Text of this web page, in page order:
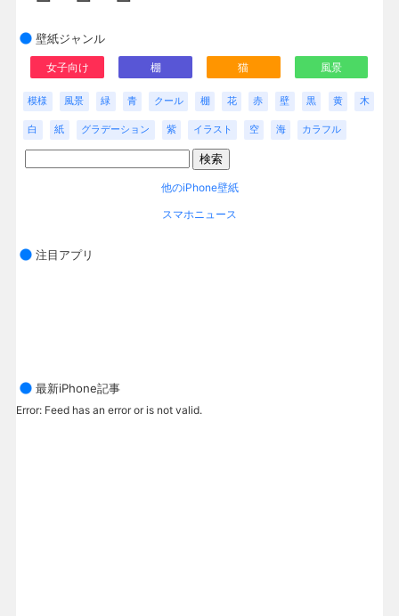
壁紙ジャンル
女子向け 棚 猫 風景
模様 風景 緑 青 クール 棚 花 赤 壁 黒 黄 木
白 紙 グラデーション 紫 イラスト 空 海 カラフル
他のiPhone壁紙
スマホニュース
注目アプリ
最新iPhone記事
Error: Feed has an error or is not valid.